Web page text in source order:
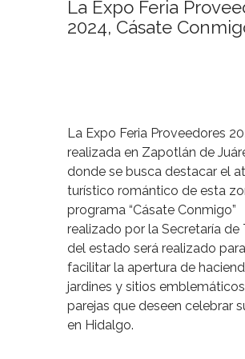
La Expo Feria
2024, Cásate
La Expo Feria Proveedores
realizada en Zapotlán de
donde se busca destacar el
turístico romántico de esta
programa “Cásate Conmigo”
realizado por la Secretaría de
del estado será realizado para
facilitar la apertura de
jardines y sitios
parejas que deseen celebrar
en Hidalgo.